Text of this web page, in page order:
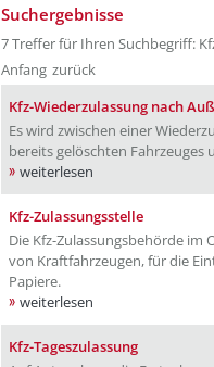
Suchergebnisse
7 Treffer für Ihren Suchbegriff:
Anfang zurück
Kfz-Wiederzulassung nach
Es wird zwischen einer
bereits gelöschten Fahrzeuges
weiterlesen
Kfz-Zulassungsstelle
Die Kfz-Zulassungsbehörde
von Kraftfahrzeugen, für die
Papiere.
weiterlesen
Kfz-Tageszulassung